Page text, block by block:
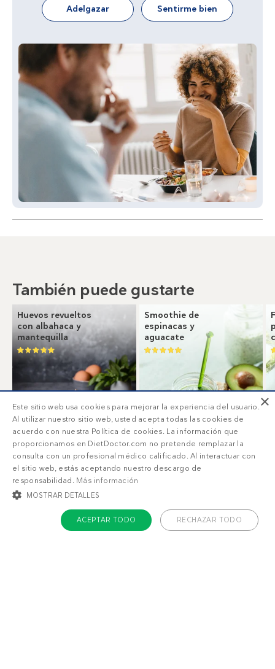
Adelgazar Sentirme bien
También puede gustarte
Huevos revueltos
con albahaca y
mantequilla
3g
Smoothie de
espinacas y
aguacate
×
Este sitio web usa cookies para mejorar la experiencia del usuario.
Al utilizar nuestro sitio web, usted acepta todas las cookies de
acuerdo con nuestra Política de cookies. La información que
proporcionamos en DietDoctor.com no pretende remplazar la
consulta con un profesional médico calificado. Al interactuar con
el sitio web, estás aceptando nuestro descargo de
responsabilidad. Más información
MOSTRAR DETALLES
ACEPTAR TODO RECHAZAR TODO